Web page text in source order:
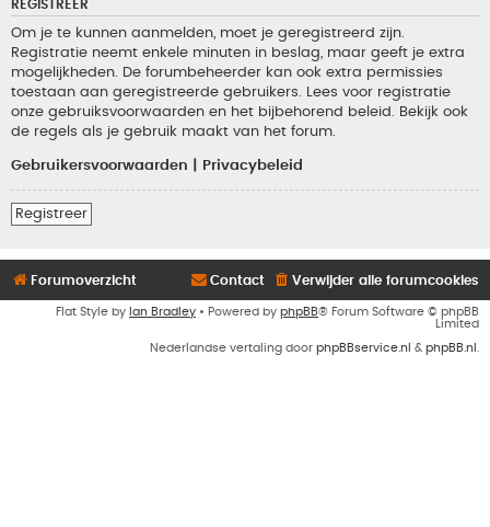
REGISTREER
Om je te kunnen aanmelden, moet je geregistreerd zijn.
Registratie neemt enkele minuten in beslag, maar geeft je extra
mogelijkheden. De forumbeheerder kan ook extra permissies
toestaan aan geregistreerde gebruikers. Lees voor registratie
onze gebruiksvoorwaarden en het bijbehorend beleid. Bekijk ook
de regels als je gebruik maakt van het forum.
Gebruikersvoorwaarden Privacybeleid
Registreer
Forumoverzicht Verwijder alle forumcookies
Contact
Flat Style by Ian Bradley • Powered by phpBB® Forum Software © phpBB
Limited
Nederlandse vertaling door phpBBservice.nl & phpBB.nl .